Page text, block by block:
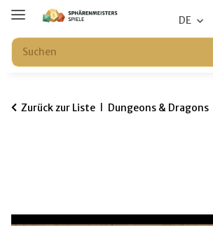
DE
Zurück zur Liste Dungeons & Dragons